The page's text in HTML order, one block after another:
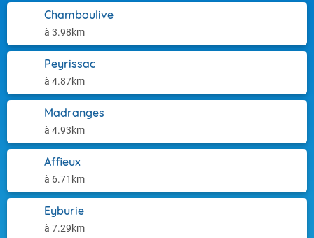
Chamboulive
à 3.98km
Peyrissac
à 4.87km
Madranges
à 4.93km
Affieux
à 6.71km
Eyburie
à 7.29km